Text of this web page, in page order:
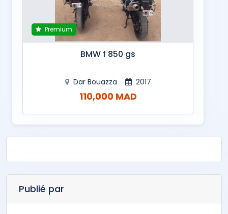
Premium
BMW f 850 gs
Dar Bouazza 2017
110,000 MAD
Publié par